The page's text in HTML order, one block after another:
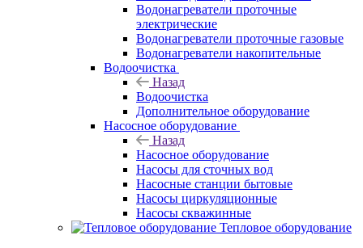
Водонагреватели проточные
электрические
Водонагреватели проточные газовые
Водонагреватели накопительные
Водоочистка
Назад
Водоочистка
Дополнительное оборудование
Насосное оборудование
Назад
Насосное оборудование
Насосы для сточных вод
Насосные станции бытовые
Насосы циркуляционные
Насосы скважинные
Тепловое оборудование